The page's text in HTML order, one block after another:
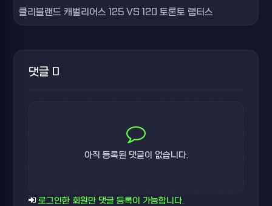
클리블랜드 캐벌리어스 125 VS 120 토론토 랩터스
댓글 0
아직 등록된 댓글이 없습니다.
로그인한 회원만 댓글 등록이 가능합니다.